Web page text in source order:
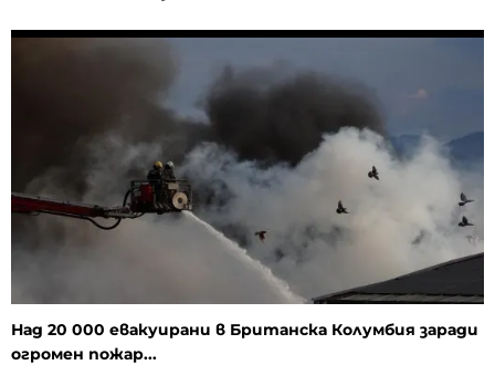
Над 20 000 евакуирани в Британска Колумбия заради
огромен пожар...